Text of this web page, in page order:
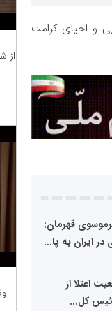
و احیای کرامت
قهرمان:
ایران به پا...
اعتلا از
کل...
از